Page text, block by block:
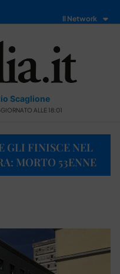
Il Network
Scaglione
ALLE 18:01
GLI FINISCE NEL
MORTO 53ENNE